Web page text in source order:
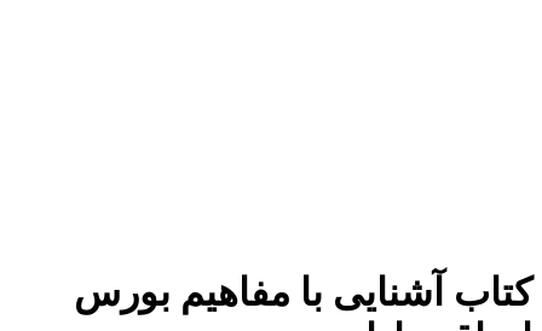
کتاب آشنایی با مفاهیم بورس